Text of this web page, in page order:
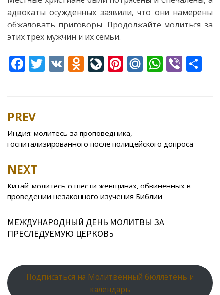
адвокаты осужденных заявили, что они намерены
обжаловать приговоры. Продолжайте молиться за
этих трех мужчин и их семьи.
F
b
o
o
T V O
kl
as
ki
Li
u
r
Pi
st
M W
p
Vi
Post
navigation
PREV
Индия: молитесь за проповедника,
госпитализированного после полицейского допроса
NEXT
Китай: молитесь о шести женщинах, обвиненных в
проведении незаконного изучения Библии
МЕЖДУНАРОДНЫЙ ДЕНЬ МОЛИТВЫ ЗА
ПРЕСЛЕДУЕМУЮ ЦЕРКОВЬ
Подписаться на Молитвенный бюллетень и
календарь